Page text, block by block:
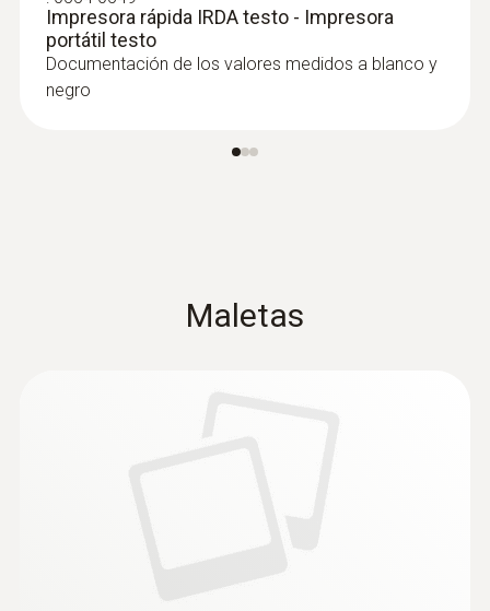
Impresora rápida IRDA testo - Impresora
portátil testo
Documentación de los valores medidos a blanco y
negro
Maletas